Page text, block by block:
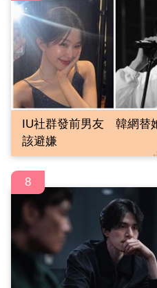
IU社群發前男友 韓網替
該避嫌
8